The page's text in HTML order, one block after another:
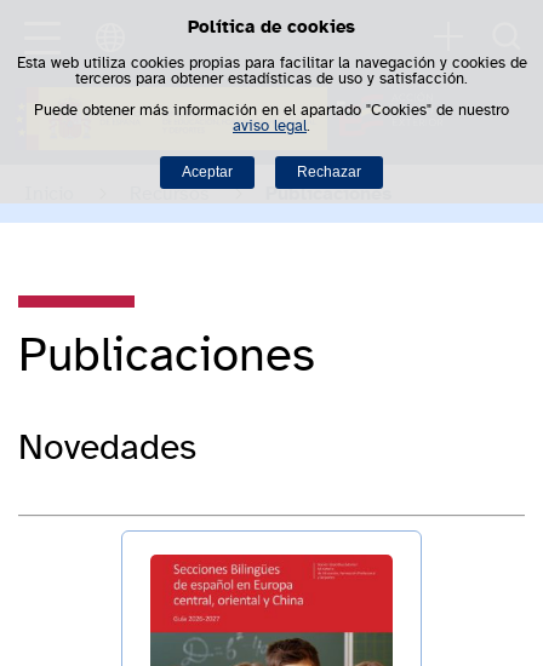
Política de cookies
Esta web utiliza cookies propias para facilitar la navegación y cookies de
terceros para obtener estadísticas de uso y satisfacción.
Puede obtener más información en el apartado "Cookies" de nuestro
aviso legal
Aceptar Rechazar
Saltar al contenido
Recursos Publicaciones
Publicaciones
Novedades